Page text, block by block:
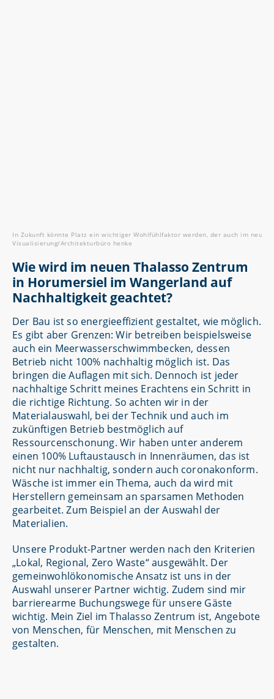
In Zukunft könnte Platz ein wichtiger Wohlfühlfaktor werden, der auch im
Visualisierung/Architekturbüro henke
Wie wird im neuen Thalasso Zentrum
in Horumersiel im Wangerland auf
Nachhaltigkeit geachtet?
Der Bau ist so energieeffizient gestaltet, wie möglich.
Es gibt aber Grenzen: Wir betreiben beispielsweise
auch ein Meerwasserschwimmbecken, dessen
Betrieb nicht 100% nachhaltig möglich ist. Das
bringen die Auflagen mit sich. Dennoch ist jeder
nachhaltige Schritt meines Erachtens ein Schritt in
die richtige Richtung. So achten wir in der
Materialauswahl, bei der Technik und auch im
zukünftigen Betrieb bestmöglich auf
Ressourcenschonung. Wir haben unter anderem
einen 100% Luftaustausch in Innenräumen, das ist
nicht nur nachhaltig, sondern auch coronakonform.
Wäsche ist immer ein Thema, auch da wird mit
Herstellern gemeinsam an sparsamen Methoden
gearbeitet. Zum Beispiel an der Auswahl der
Materialien.
Unsere Produkt-Partner werden nach den Kriterien
„Lokal, Regional, Zero Waste“ ausgewählt. Der
gemeinwohlökonomische Ansatz ist uns in der
Auswahl unserer Partner wichtig. Zudem sind mir
barrierearme Buchungswege für unsere Gäste
wichtig. Mein Ziel im Thalasso Zentrum ist, Angebote
von Menschen, für Menschen, mit Menschen zu
gestalten.